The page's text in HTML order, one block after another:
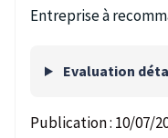
Entreprise à
Evaluation
Publication : 10/07/